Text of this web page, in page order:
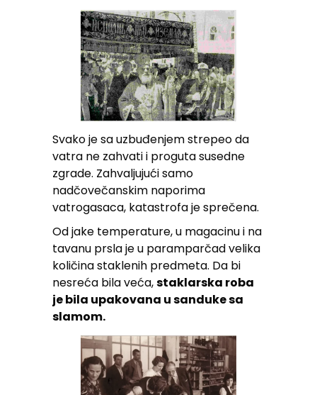
Svako je sa uzbuđenjem strepeo da
vatra ne zahvati i proguta susedne
zgrade. Zahvaljujući samo
nadčovečanskim naporima
vatrogasaca, katastrofa je sprečena.
Od jake temperature, u magacinu i na
tavanu prsla je u paramparčad velika
količina staklenih predmeta. Da bi
nesreća bila veća,staklarska roba
je bila upakovana u sanduke sa
slamom.